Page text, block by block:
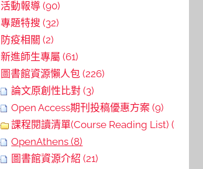
活動報導 (90)
專題特搜 (32)
防疫相關 (2)
新進師生專屬 (61)
圖書館資源懶人包 (226)
論文原創性比對 (3)
Open Access期刊投稿優惠方案 (9)
課程閱讀清單(Course Reading List) (6)
OpenAthens (8)
圖書館資源介紹 (21)